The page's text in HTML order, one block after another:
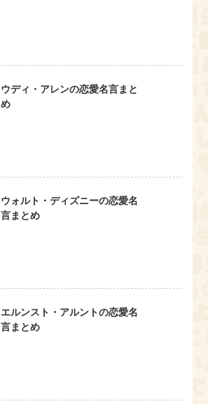
ウディ・アレンの恋愛名言まと
め
ウォルト・ディズニーの恋愛名
言まとめ
エルンスト・アルントの恋愛名
言まとめ